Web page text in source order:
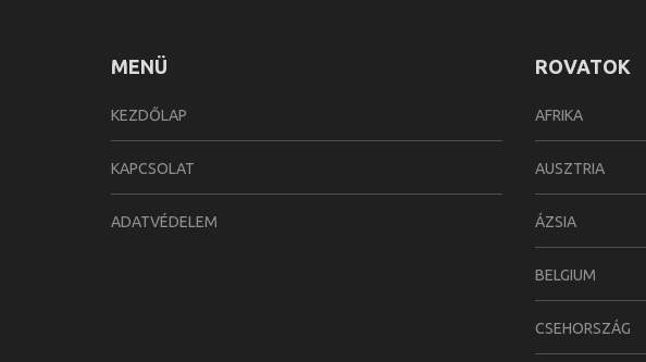
MENÜ
KEZDŐLAP
KAPCSOLAT
ADATVÉDELEM
ROVATOK
AFRIKA
AUSZTRIA
ÁZSIA
BELGIUM
CSEHORSZÁG